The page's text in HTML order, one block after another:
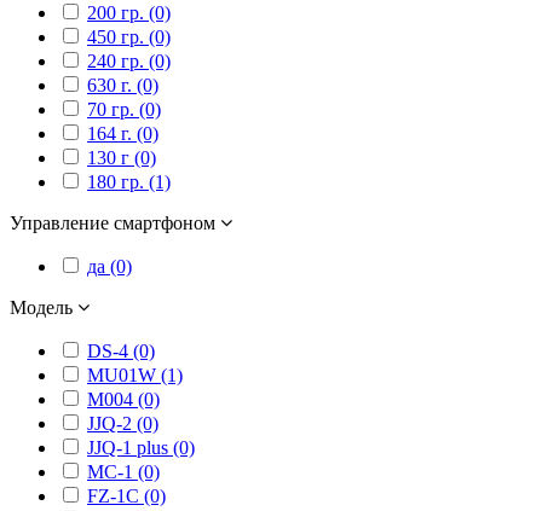
200 гр. (0)
450 гр. (0)
240 гр. (0)
630 г. (0)
70 гр. (0)
164 г. (0)
130 г (0)
180 гр. (1)
Управление смартфоном
да (0)
Модель
DS-4 (0)
MU01W (1)
M004 (0)
JJQ-2 (0)
JJQ-1 plus (0)
MC-1 (0)
FZ-1C (0)